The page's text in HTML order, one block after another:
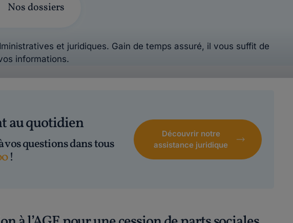
Nos dossiers
et juridiques. Gain de temps assuré, il vous suffit de
informations.
au quotidien
vos questions dans tous
!
Découvrir notre
assistance juridique